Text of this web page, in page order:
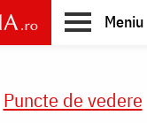
Meniu
Puncte de vedere